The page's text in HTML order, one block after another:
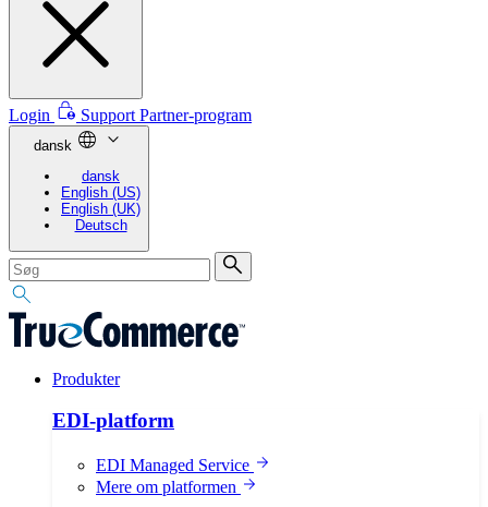
Login Support Partner-program
dansk
dansk
English (US)
English (UK)
Deutsch
Produkter
EDI-platform
EDI Managed Service
Mere om platformen